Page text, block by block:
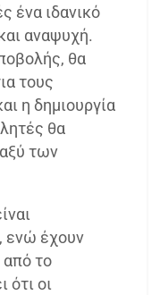
ένα ιδανικό
αναψυχή.
θα
τους
η δημιουργία
θα
των
ενώ έχουν
από το
ότι οι